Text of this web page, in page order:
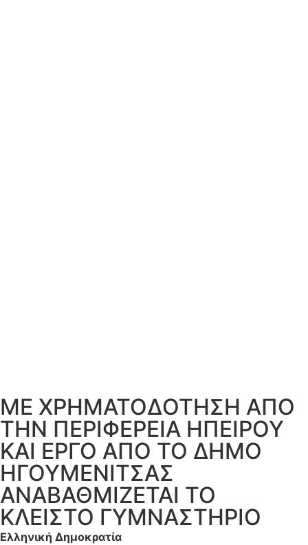
ΜΕ ΧΡΗΜΑΤΟΔΟΤΗΣΗ ΑΠΟ
ΤΗΝ ΠΕΡΙΦΕΡΕΙΑ ΗΠΕΙΡΟΥ
ΚΑΙ ΕΡΓΟ ΑΠΟ ΤΟ ΔΗΜΟ
ΗΓΟΥΜΕΝΙΤΣΑΣ
ΑΝΑΒΑΘΜΙΖΕΤΑΙ ΤΟ
ΚΛΕΙΣΤΟ ΓΥΜΝΑΣΤΗΡΙΟ
Ελληνική Δημοκρατία